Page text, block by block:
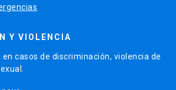
Y VIOLENCIA
casos de discriminación, violencia de